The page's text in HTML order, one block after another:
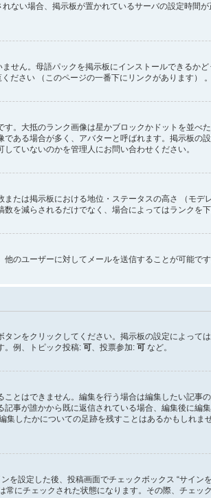
ない場合、掲示板が置かれているサーバの設定時間
せん。母語パックを掲示板にインストールできる
ださい （このページの一番下にリンクがあります） 。
。大抵のランク画像は星かブロックかドットを並
ある場合が多く、アバターと呼ばれます。掲示板
ていないのかを管理人にお問い合わせください。
たは掲示板における地位・ステータスの高さ （モ
を減らされるだけでなく、場合によってはランクを
のユーザーに対してメールを送信することが可能で
ンをクリックしてください。掲示板の設定によっ
。例、トピック投稿: 可、投票参加: 可 など。
とはできません。編集を行う場合は編集したい記
事が誰かから既に返信されている場合、編集後に
したかについての足跡を残すことはあるかもしれ
設定した後、投稿画面でチェックボックス “サイ
常にチェックされた状態になります。その際、チェッ